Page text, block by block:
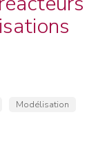
Modélisation